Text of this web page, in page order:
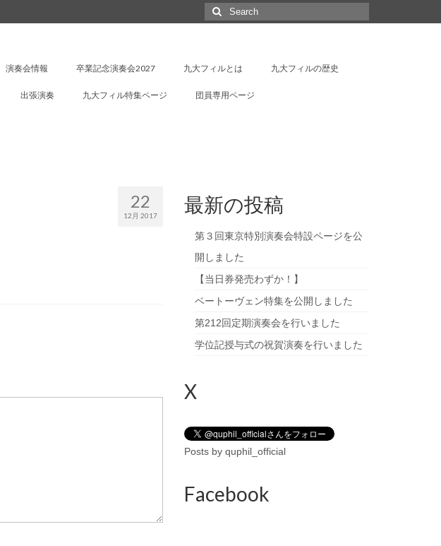
Search
for:
演奏会情報 卒業記念演奏会2027 九大フィルとは 九大フィルの歴史
出張演奏 九大フィル特集ページ 団員専用ページ
22
12月 2017 最新の投稿
第３回東京特別演奏会特設ページを公
開しました
【当日券発売わずか！】
ベートーヴェン特集を公開しました
第212回定期演奏会を行いました
学位記授与式の祝賀演奏を行いました
X
Posts by quphil_official
Facebook